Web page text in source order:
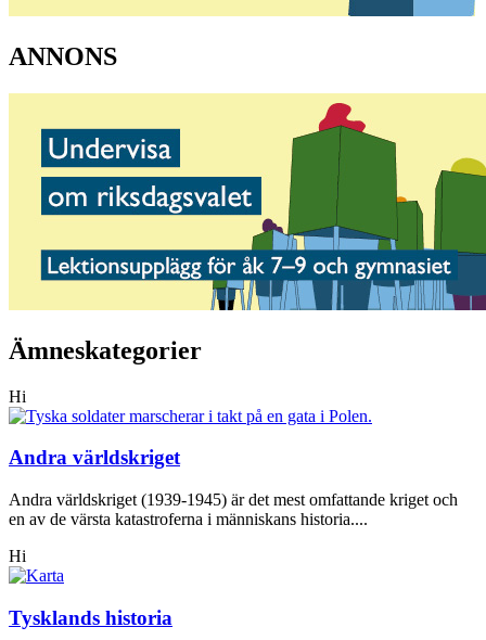
ANNONS
Ämneskategorier
Hi
Andra världskriget
Andra världskriget (1939-1945) är det mest omfattande kriget och
en av de värsta katastroferna i människans historia....
Hi
Tysklands historia